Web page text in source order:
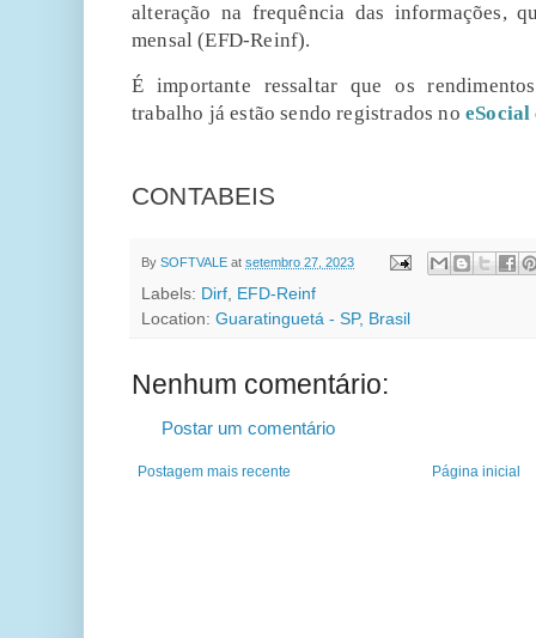
alteração na frequência das informações,
mensal (EFD-Reinf).
É importante ressaltar que os
trabalho já estão sendo registrados noeSocial
CONTABEIS
By SOFTVALE at setembro 27, 2023
Labels: Dirf
EFD-Reinf
Location: Guaratinguetá - SP, Brasil
Nenhum comentário:
Postar um comentário
Postagem mais recente Página inicial